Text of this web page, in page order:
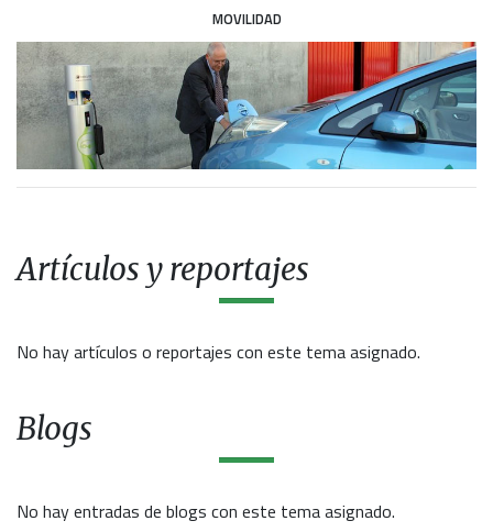
MOVILIDAD
Artículos y reportajes
No hay artículos o reportajes con este tema asignado.
Blogs
No hay entradas de blogs con este tema asignado.